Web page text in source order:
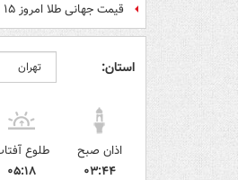
قیمت جهانی طلا امروز ۱۵ مرداد
استان:
اذان صبح
۰۳:۴۴
طلوع
۰۵:۱۸